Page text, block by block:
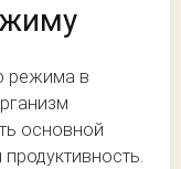
режима в
основной